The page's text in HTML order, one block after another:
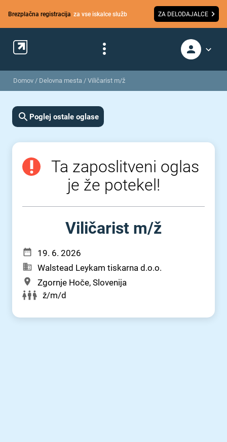
Brezplačna registracija za vse iskalce služb ZA DELODAJALCE
Domov / Delovna mesta / Viličarist m/ž
Poglej ostale oglase
Ta zaposlitveni oglas
je že potekel!
Viličarist m⁠/⁠ž
19. 6. 2026
Walstead Leykam tiskarna d.o.o.
Zgornje Hoče, Slovenija
ž/m/d